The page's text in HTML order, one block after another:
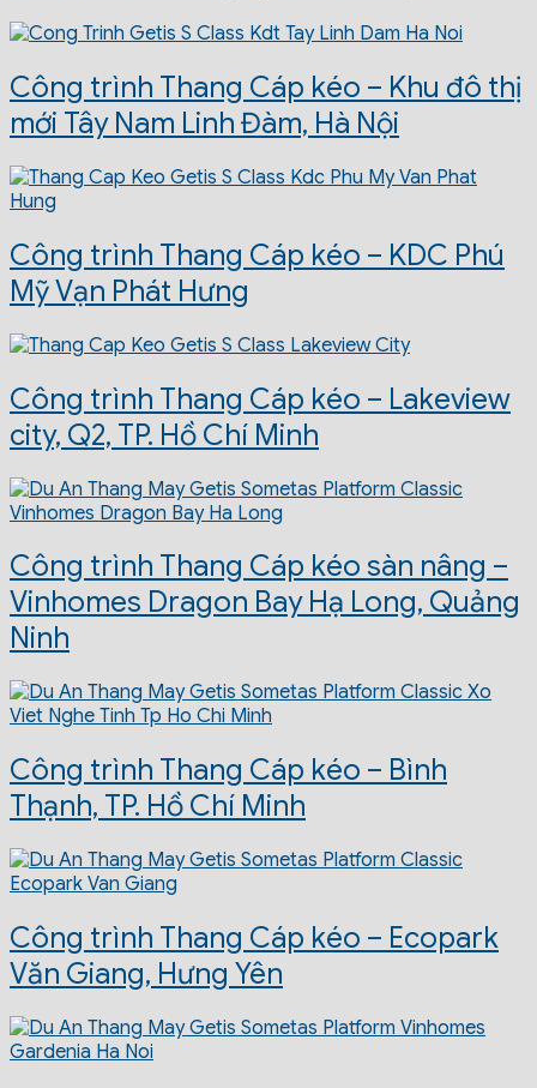
Công trình Thang Cáp kéo – Khu đô thị
mới Tây Nam Linh Đàm, Hà Nội
Công trình Thang Cáp kéo – KDC Phú
Mỹ Vạn Phát Hưng
Công trình Thang Cáp kéo – Lakeview
city, Q2, TP. Hồ Chí Minh
Công trình Thang Cáp kéo sàn nâng –
Vinhomes Dragon Bay Hạ Long, Quảng
Ninh
Công trình Thang Cáp kéo – Bình
Thạnh, TP. Hồ Chí Minh
Công trình Thang Cáp kéo – Ecopark
Văn Giang, Hưng Yên